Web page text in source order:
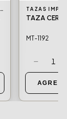
TAZAS IMPORTADAS
TAZA
MT-1192
− 1